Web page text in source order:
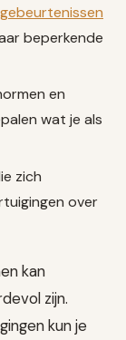
beperkende
en
wat je als
zich
over
kan
zijn.
kun je